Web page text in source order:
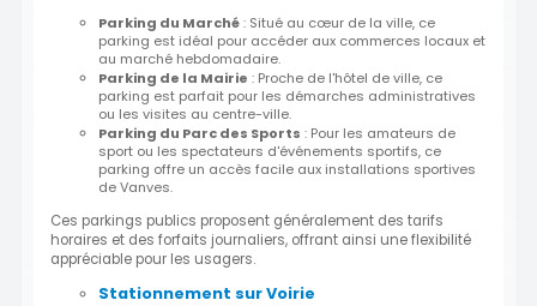
Parking du Marché: Situé au cœur de la ville, ce
parking est idéal pour accéder aux commerces locaux et
au marché hebdomadaire.
Parking de la Mairie : Proche de l'hôtel de ville, ce
parking est parfait pour les démarches administratives
ou les visites au centre-ville.
Parking du Parc des Sports : Pour les amateurs de
sport ou les spectateurs d'événements sportifs, ce
parking offre un accès facile aux installations sportives
de Vanves.
Ces parkings publics proposent généralement des tarifs
horaires et des forfaits journaliers, offrant ainsi une flexibilité
appréciable pour les usagers.
Stationnement sur Voirie